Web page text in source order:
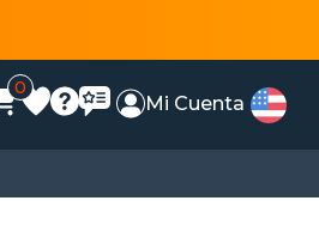
0
Mi Cuenta